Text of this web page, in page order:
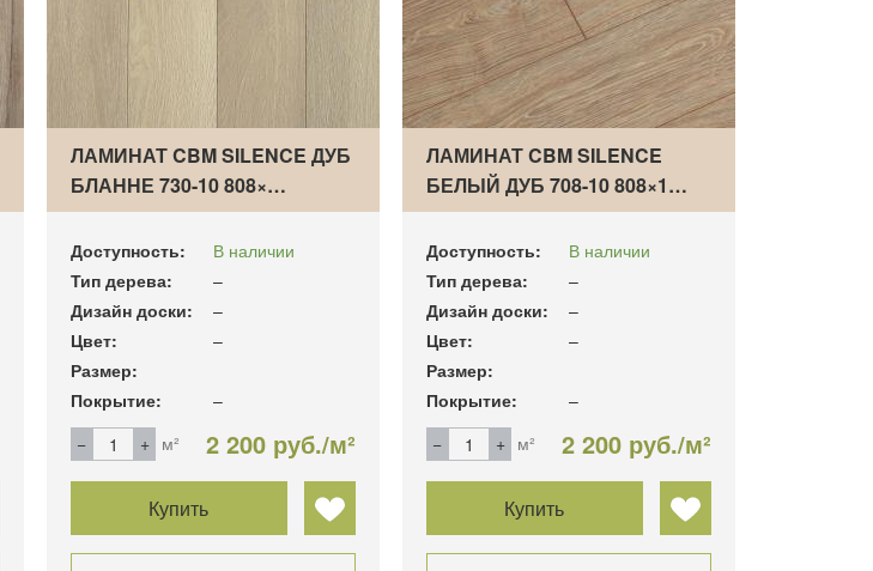
ЛАМИНАТ CBM SILENCE ДУБ
БЛАННЕ 730-10 808×…
Доступность:
В наличии
Тип дерева:
–
Дизайн доски:
–
Цвет:
–
Размер:
Покрытие:
–
м²
2 200 руб./м²
Купить
ЛАМИНАТ CBM SILENCE
БЕЛЫЙ ДУБ 708-10 808×1…
Доступность:
В наличии
Тип дерева:
–
Дизайн доски:
–
Цвет:
–
Размер:
Покрытие:
–
м²
2 200 руб./м²
Купить